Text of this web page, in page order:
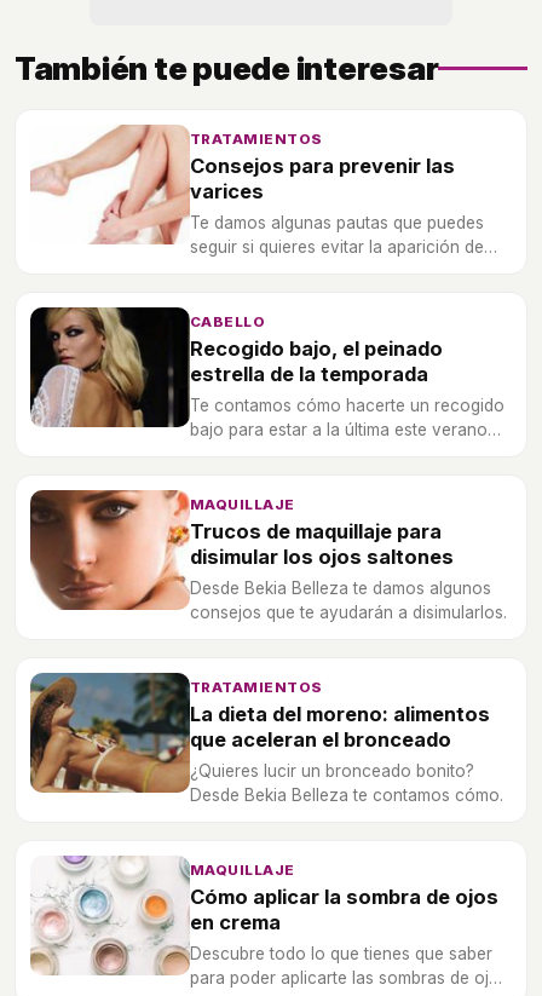
También te puede interesar
TRATAMIENTOS
Consejos para prevenir las
varices
Te damos algunas pautas que puedes
seguir si quieres evitar la aparición de
CABELLO
Recogido bajo, el peinado
estrella de la temporada
Te contamos cómo hacerte un recogido
bajo para estar a la última este verano
MAQUILLAJE
Trucos de maquillaje para
disimular los ojos saltones
Desde Bekia Belleza te damos algunos
consejos que te ayudarán a disimularlos.
TRATAMIENTOS
La dieta del moreno: alimentos
que aceleran el bronceado
¿Quieres lucir un bronceado bonito?
Desde Bekia Belleza te contamos cómo.
MAQUILLAJE
Cómo aplicar la sombra de ojos
en crema
Descubre todo lo que tienes que saber
para poder aplicarte las sombras de ojo